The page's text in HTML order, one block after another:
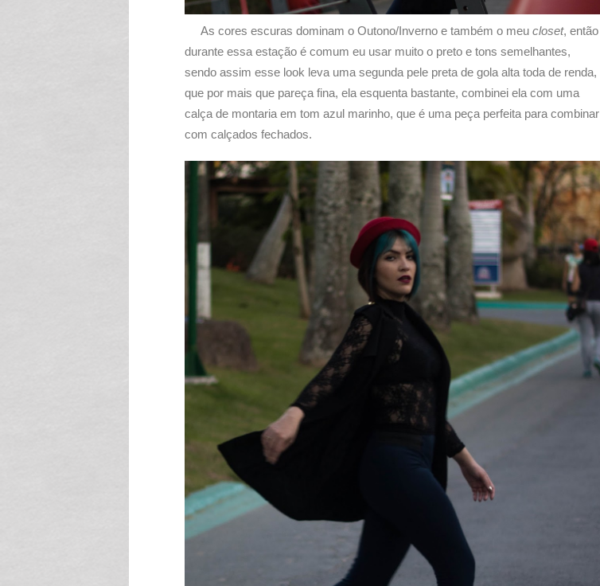
As cores escuras dominam o Outono/Inverno e também o meu closet, então
durante essa estação é comum eu usar muito o preto e tons semelhantes,
sendo assim esse look leva uma segunda pele preta de gola alta toda de renda,
que por mais que pareça fina, ela esquenta bastante, combinei ela com uma
calça de montaria em tom azul marinho, que é uma peça perfeita para combinar
com calçados fechados.